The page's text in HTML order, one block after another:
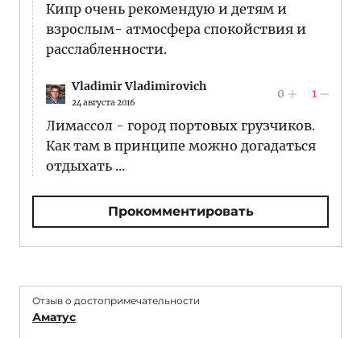
Кипр очень рекомендую и детям и
взрослым- атмосфера спокойствия и
расслабленности.
Vladimir Vladimirovich
24 августа 2016
0 1
Лимассол - город портовых грузчиков.
Как там в принципе можно догадаться
отдыхать ...
Прокомментировать
Отзыв о достопримечательности
Аматус